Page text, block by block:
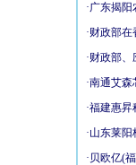
·广东揭阳
·财政部在
·财政部、
·南通艾森
·福建惠昇
·山东莱阳
· 贝欧亿(